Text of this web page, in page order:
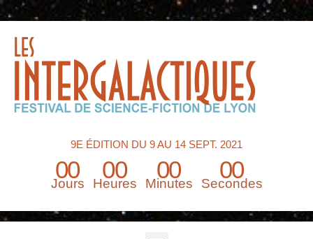
9E ÉDITION DU 9 AU 14 SEPT. 2021
00
Jours
00
Heures
00
Minutes
00
Secondes